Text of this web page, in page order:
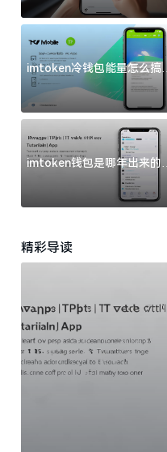
imtoken冷钱包能量怎么搞？
过来人告诉你门道
imtoken钱包是哪年出来的？
一文给你说清楚
精彩导读